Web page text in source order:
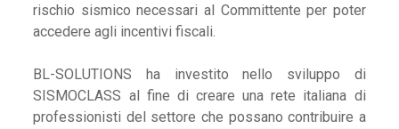
rischio sismico necessari al Committente per poter
accedere agli incentivi fiscali.
BL-SOLUTIONS ha investito nello sviluppo di
SISMOCLASS al fine di creare una rete italiana di
professionisti del settore che possano contribuire a